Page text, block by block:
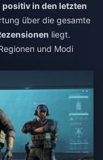
positiv in den letzten
über die gesamte
liegt.
und Modi